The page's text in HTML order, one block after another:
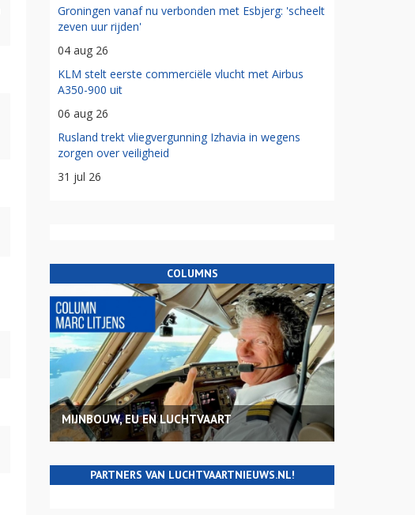
Groningen vanaf nu verbonden met Esbjerg: 'scheelt
zeven uur rijden'
04 aug 26
KLM stelt eerste commerciële vlucht met Airbus
A350-900 uit
06 aug 26
Rusland trekt vliegvergunning Izhavia in wegens
zorgen over veiligheid
31 jul 26
COLUMNS
MIJNBOUW, EU EN LUCHTVAART
PARTNERS VAN LUCHTVAARTNIEUWS.NL!